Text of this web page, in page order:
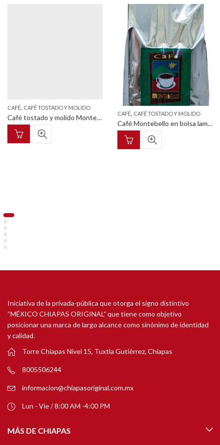
CAFÉ, CAFÉ TOSTADO Y MOLIDO
Café tostado y molido Montebello 500 g CAFÉ, CAFÉ TOSTADO Y MOLIDO
Café Montebello en bolsa laminada 1 kg.
Iniciativa de la privada-pública que otorga el signo distintivo
“MÉXICO CHIAPAS ORIGINAL” que tiene como objetivo
posicionar una marca de largo alcance como sinónimo de identidad
y calidad.
Torre Chiapas Nivel 15, Tuxtla Gutiérrez, Chiapas
8005506244
informacion@chiapasoriginal.com.mx
Lun - Vie / 8:00 AM -4:00 PM
MÁS DE CHIAPAS